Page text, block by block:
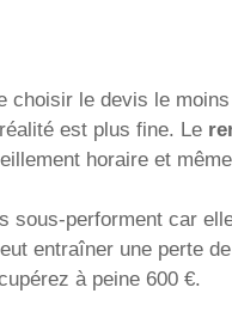
choisir le devis le
est plus fine. Le
horaire et
sous-performent car
entraîner une perte
à peine 600 €.